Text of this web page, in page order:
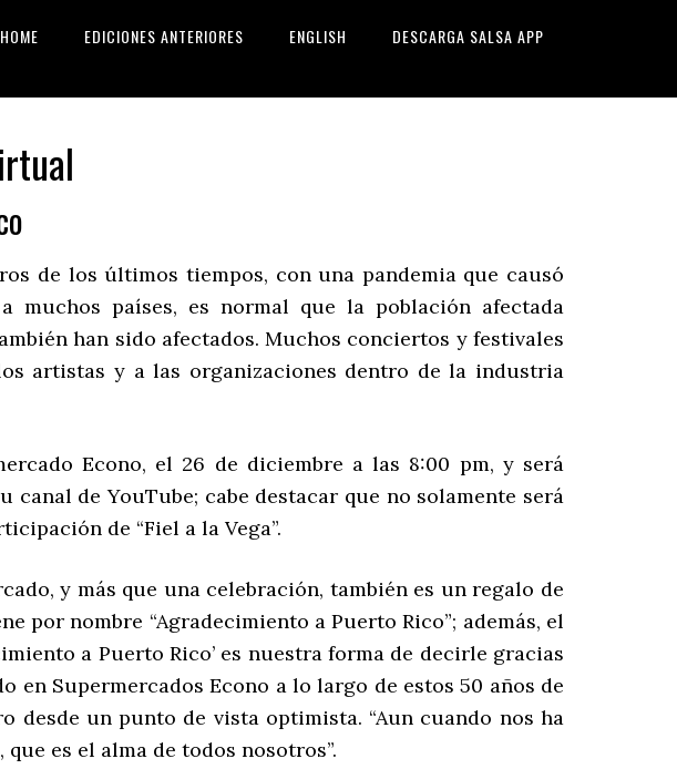
HOME EDICIONES ANTERIORES ENGLISH DESCARGA SALSA APP
de los últimos tiempos, con una pandemia que causó
muchos países, es normal que la población afectada
han sido afectados. Muchos conciertos y festivales
artistas y a las organizaciones dentro de la industria
Econo, el 26 de diciembre a las 8:00 pm, y será
de YouTube; cabe destacar que no solamente será
de “Fiel a la Vega”.
y más que una celebración, también es un regalo de
por nombre “Agradecimiento a Puerto Rico”; además, el
a Puerto Rico’ es nuestra forma de decirle gracias
Supermercados Econo a lo largo de estos 50 años de
desde un punto de vista optimista. “Aun cuando nos ha
es el alma de todos nosotros”.